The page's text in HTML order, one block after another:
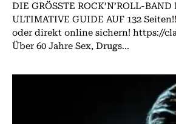
DIE GRÖSSTE ROCK’N’ROLL-
ULTIMATIVE GUIDE AUF 132
oder direkt online sichern! https://
Über 60 Jahre Sex, Drugs...